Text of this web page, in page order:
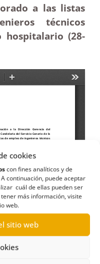
cookies
con fines analíticos y de
continuación, puede aceptar
cuál de ellas pueden ser
más información, visite
web.
sitio web
a las listas
técnicos
hospitalario (28-